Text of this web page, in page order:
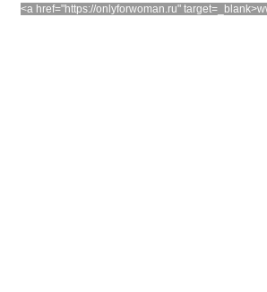
<a href="https://onlyforwoman.ru"